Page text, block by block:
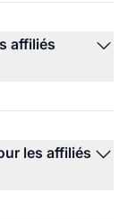
affiliés
les affiliés